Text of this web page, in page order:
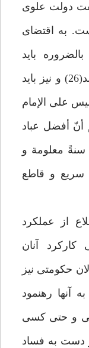
دولت علوى
به اقتضاى
بايد
داناترين مردم در حكم خداوند باشد(26) و نيز بايد
على الإمام
ربّه(27) فاعلم أنّ أفضل عباد
سنةً معلومة و
ه) كيفر سريع و قاطع
از عملكرد
كاركرد آنان
حكومتى نيز
آن‏ها رهنمود
و حتى كسى
دست به فساد